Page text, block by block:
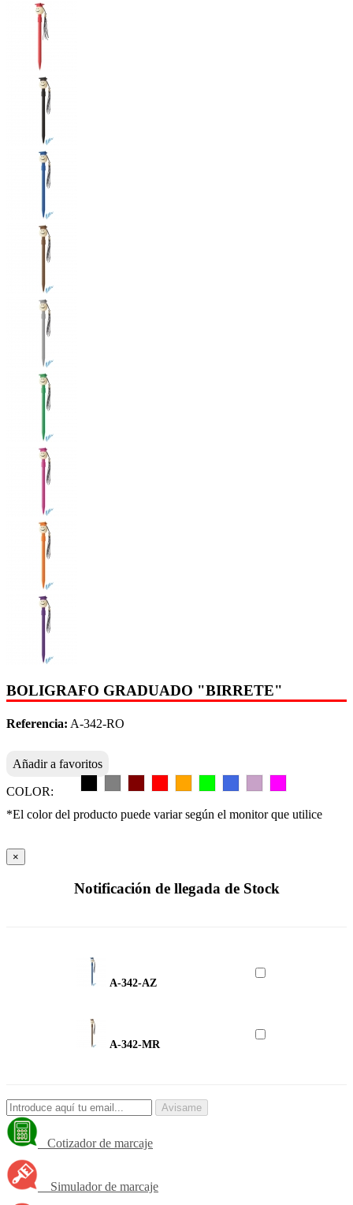
BOLIGRAFO GRADUADO "BIRRETE"
Referencia: A-342-RO
Añadir a favoritos
COLOR:
*El color del producto puede variar según el monitor que utilice
×
Notificación de llegada de Stock
A-342-AZ
A-342-MR
Avisame
Cotizador de marcaje
Simulador de marcaje